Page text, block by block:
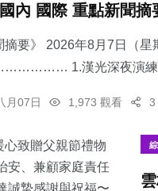
內 國際 重點新聞摘
摘要》 2026年8月7日（
1.漢光深夜演練三波
月07日 1,973 觀看 3